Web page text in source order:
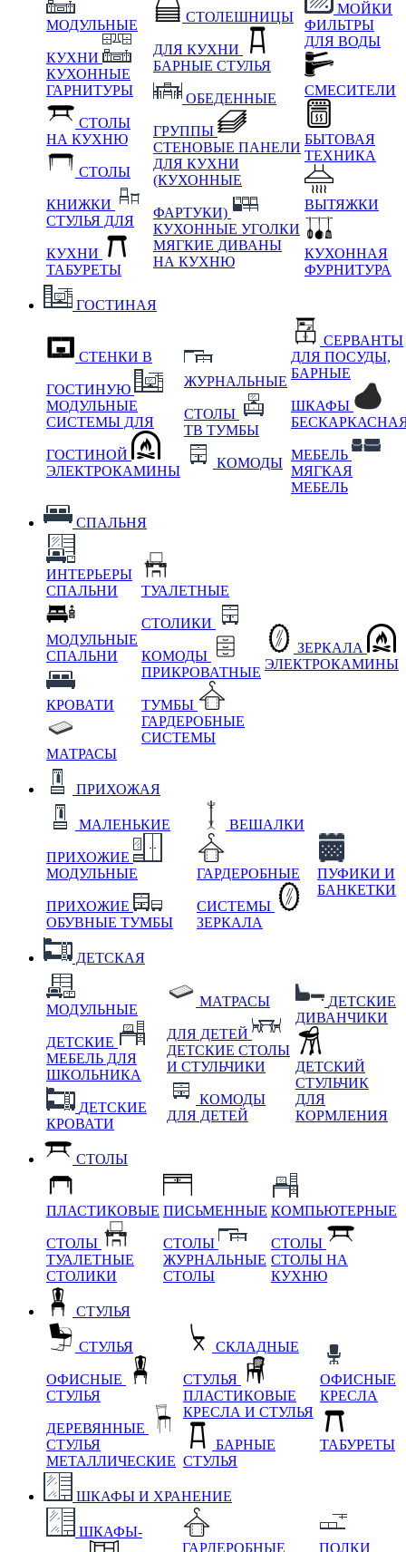
МОДУЛЬНЫЕ
КУХНИ
КУХОННЫЕ
ГАРНИТУРЫ
СТОЛЫ
НА КУХНЮ
СТОЛЫ
КНИЖКИ
СТУЛЬЯ ДЛЯ
КУХНИ
ТАБУРЕТЫ
СТОЛЕШНИЦЫ
ДЛЯ КУХНИ
БАРНЫЕ СТУЛЬЯ
ОБЕДЕННЫЕ
ГРУППЫ
СТЕНОВЫЕ ПАНЕЛИ
ДЛЯ КУХНИ
(КУХОННЫЕ
ФАРТУКИ)
КУХОННЫЕ УГОЛКИ
МЯГКИЕ ДИВАНЫ
НА КУХНЮ
МОЙКИ
ФИЛЬТРЫ
ДЛЯ ВОДЫ
СМЕСИТЕЛИ
БЫТОВАЯ
ТЕХНИКА
ВЫТЯЖКИ
КУХОННАЯ
ФУРНИТУРА
ГОСТИНАЯ
СТЕНКИ В
ГОСТИНУЮ
МОДУЛЬНЫЕ
СИСТЕМЫ ДЛЯ
ГОСТИНОЙ
ЭЛЕКТРОКАМИНЫ
ЖУРНАЛЬНЫЕ
СТОЛЫ
ТВ ТУМБЫ
КОМОДЫ
СЕРВАНТЫ
ДЛЯ ПОСУДЫ,
БАРНЫЕ
ШКАФЫ
МЕБЕЛЬ
МЯГКАЯ
МЕБЕЛЬ
СПАЛЬНЯ
ИНТЕРЬЕРЫ
СПАЛЬНИ
МОДУЛЬНЫЕ
СПАЛЬНИ
КРОВАТИ
МАТРАСЫ
ТУАЛЕТНЫЕ
СТОЛИКИ
КОМОДЫ
ПРИКРОВАТНЫЕ
ТУМБЫ
ГАРДЕРОБНЫЕ
СИСТЕМЫ
ЗЕРКАЛА
ЭЛЕКТРОКАМИНЫ
ПРИХОЖАЯ
МАЛЕНЬКИЕ
ПРИХОЖИЕ
МОДУЛЬНЫЕ
ПРИХОЖИЕ
ОБУВНЫЕ ТУМБЫ
ВЕШАЛКИ
ГАРДЕРОБНЫЕ
СИСТЕМЫ
ЗЕРКАЛА
ПУФИКИ И
БАНКЕТКИ
ДЕТСКАЯ
МОДУЛЬНЫЕ
ДЕТСКИЕ
МЕБЕЛЬ ДЛЯ
ШКОЛЬНИКА
ДЕТСКИЕ
КРОВАТИ
МАТРАСЫ
ДЛЯ ДЕТЕЙ
ДЕТСКИЕ СТОЛЫ
И СТУЛЬЧИКИ
КОМОДЫ
ДЛЯ ДЕТЕЙ
ДЕТСКИЕ
ДИВАНЧИКИ
ДЕТСКИЙ
СТУЛЬЧИК
ДЛЯ
КОРМЛЕНИЯ
СТОЛЫ
ПЛАСТИКОВЫЕ
СТОЛЫ
ТУАЛЕТНЫЕ
СТОЛИКИ
ПИСЬМЕННЫЕ
СТОЛЫ
ЖУРНАЛЬНЫЕ
СТОЛЫ
КОМПЬЮТЕРНЫЕ
СТОЛЫ
СТОЛЫ НА
КУХНЮ
СТУЛЬЯ
СТУЛЬЯ
ОФИСНЫЕ
СТУЛЬЯ
ДЕРЕВЯННЫЕ
СТУЛЬЯ
МЕТАЛЛИЧЕСКИЕ
СКЛАДНЫЕ
СТУЛЬЯ
ПЛАСТИКОВЫЕ
КРЕСЛА И СТУЛЬЯ
БАРНЫЕ
СТУЛЬЯ
ОФИСНЫЕ
КРЕСЛА
ТАБУРЕТЫ
ШКАФЫ И ХРАНЕНИЕ
ШКАФЫ-
ГАРДЕРОБНЫЕ
ПОЛКИ